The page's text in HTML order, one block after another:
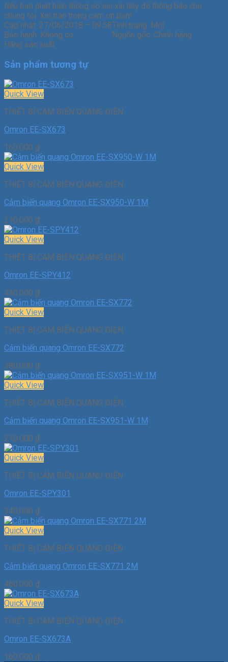
Nếu bạn phát hiện thông số sai xin hãy để thông báo cho
chúng tôi. Xin trân trọng cảm ơn bạn!
Cập nhật: 27/06/2018 – 09:58Tình trạng: Mới
Bảo hành: Không có Nguồn gốc: Chính hãng
Hãng sản xuất
Sản phẩm tương tự
Quick View
THIẾT BỊ CẢM BIẾN QUANG ĐIỆN
Omron EE-SX673
160.000 ₫
Quick View
THIẾT BỊ CẢM BIẾN QUANG ĐIỆN
Cảm biến quang Omron EE-SX950-W 1M
210.000 ₫
Quick View
THIẾT BỊ CẢM BIẾN QUANG ĐIỆN
Omron EE-SPY412
430.000 ₫
Quick View
THIẾT BỊ CẢM BIẾN QUANG ĐIỆN
Cảm biến quang Omron EE-SX772
380.000 ₫
Quick View
THIẾT BỊ CẢM BIẾN QUANG ĐIỆN
Cảm biến quang Omron EE-SX951-W 1M
210.000 ₫
Quick View
THIẾT BỊ CẢM BIẾN QUANG ĐIỆN
Omron EE-SPY301
340.000 ₫
Quick View
THIẾT BỊ CẢM BIẾN QUANG ĐIỆN
Cảm biến quang Omron EE-SX771 2M
460.000 ₫
Quick View
THIẾT BỊ CẢM BIẾN QUANG ĐIỆN
Omron EE-SX673A
160.000 ₫